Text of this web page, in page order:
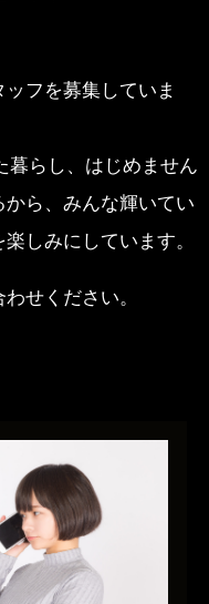
フを募集していま
暮らし、はじめません
ら、みんな輝いてい
しみにしています。
せください。